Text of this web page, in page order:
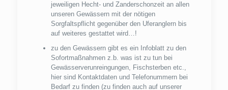
jeweiligen Hecht- und Zanderschonzeit an allen
unseren Gewässern mit der nötigen
Sorgfaltspflicht gegenüber den Uferanglern bis
auf weiteres gestattet wird…!
zu den Gewässern gibt es ein Infoblatt zu den
Sofortmaßnahmen z.b. was ist zu tun bei
Gewässerverunreingungen, Fischsterben etc.,
hier sind Kontaktdaten und Telefonummern bei
Bedarf zu finden (zu finden auch auf unserer